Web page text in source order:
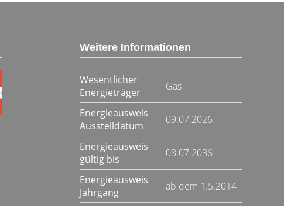
Weitere Informationen
Wesentlicher
Energieträger
Gas
Energieausweis
Ausstelldatum
09.07.2026
Energieausweis
gültig bis
08.07.2036
Energieausweis
Jahrgang
ab dem 1.5.2014